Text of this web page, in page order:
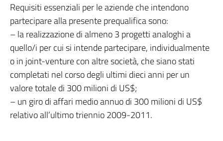
Requisiti essenziali per le aziende che intendono
partecipare alla presente prequalifica sono:
– la realizzazione di almeno 3 progetti analoghi a
quello/i per cui si intende partecipare, individualmente
o in joint-venture con altre società, che siano stati
completati nel corso degli ultimi dieci anni per un
valore totale di 300 milioni di US$;
– un giro di affari medio annuo di 300 milioni di US$
relativo all’ultimo triennio 2009-2011.